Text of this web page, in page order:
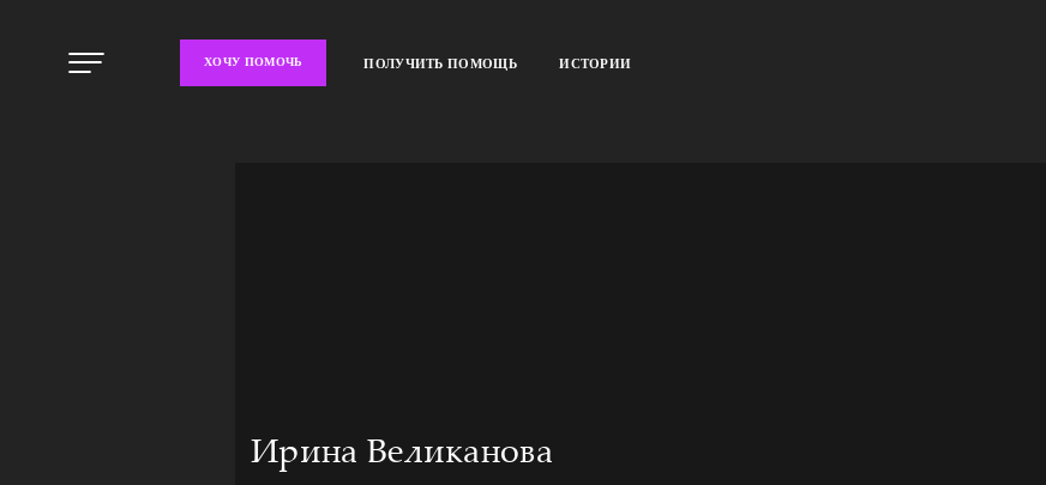
ХОЧУ ПОМОЧЬ ПОЛУЧИТЬ ПОМОЩЬ ИСТОРИИ
Ирина Великанова